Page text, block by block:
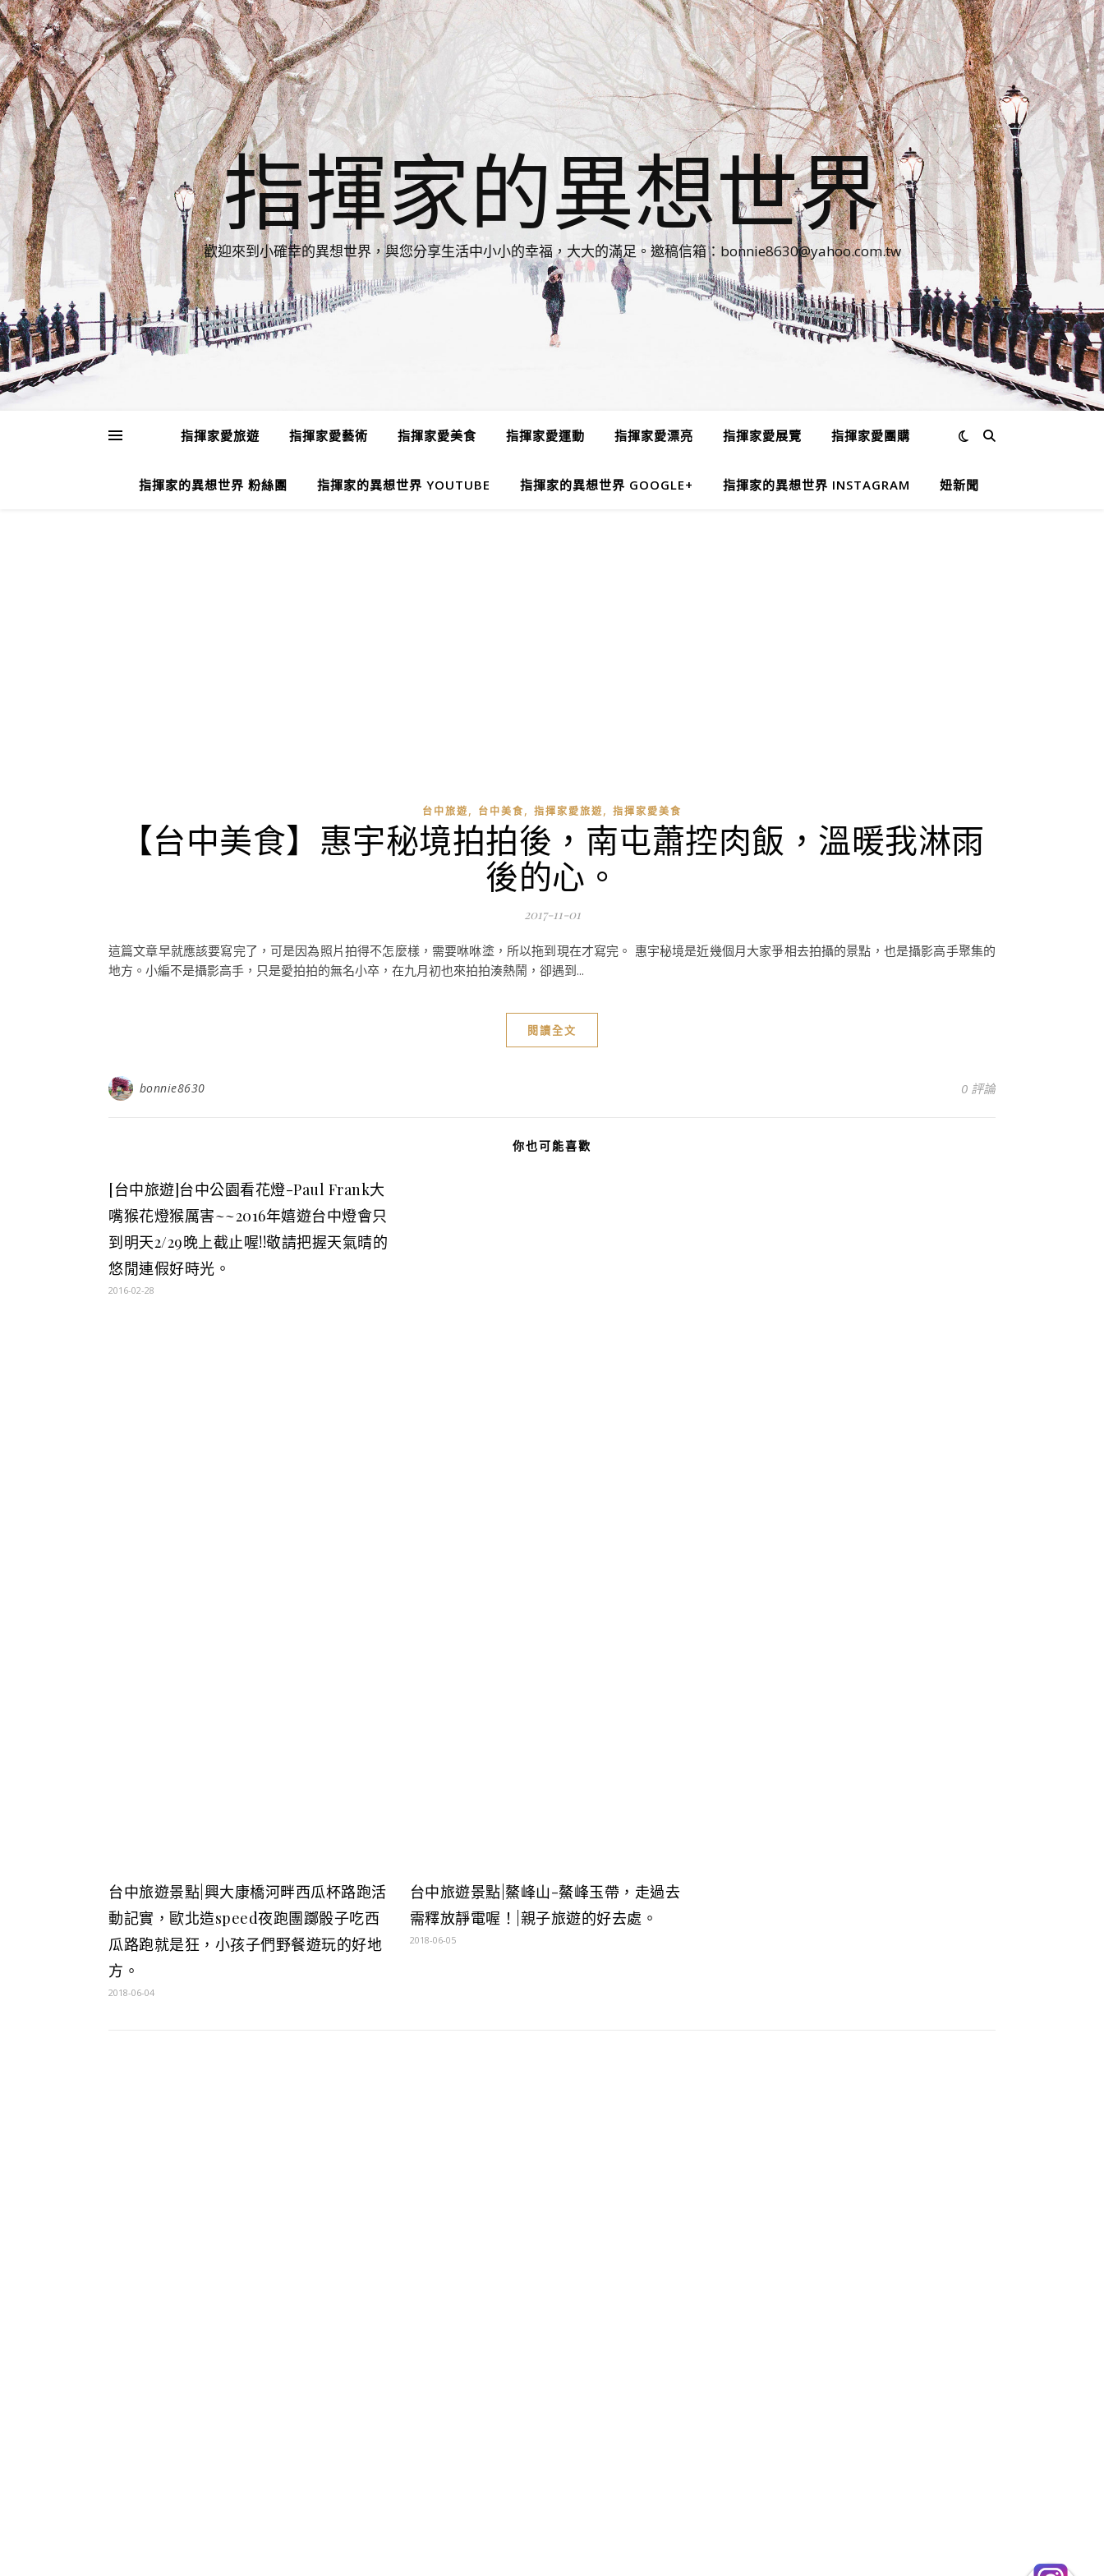
指揮家的異想世界
歡迎來到小確幸的異想世界，與您分享生活中小小的幸福，大大的滿足。邀稿信箱：bonnie8630@yahoo.com.tw
指揮家愛旅遊 指揮家愛藝術 指揮家愛美食 指揮家愛運動 指揮家愛漂亮 指揮家愛展覽 指揮家愛團購
指揮家的異想世界 粉絲團 指揮家的異想世界 YOUTUBE 指揮家的異想世界 GOOGLE+ 指揮家的異想世界 INSTAGRAM 妞新聞
台中旅遊, 台中美食, 指揮家愛旅遊, 指揮家愛美食
【台中美食】惠宇秘境拍拍後，南屯蕭控肉飯，溫暖我淋雨
後的心。
2017-11-01
這篇文章早就應該要寫完了，可是因為照片拍得不怎麼樣，需要咻咻塗，所以拖到現在才寫完。 惠宇秘境是近幾個月大家爭相去拍攝的景點，也是攝影高手聚集的
地方。小編不是攝影高手，只是愛拍拍的無名小卒，在九月初也來拍拍湊熱鬧，卻遇到...
閱讀全文
bonnie8630 0 評論
你也可能喜歡
[台中旅遊]台中公園看花燈-Paul Frank大
嘴猴花燈猴厲害~~2016年嬉遊台中燈會只
到明天2/29晚上截止喔!!敬請把握天氣晴的
悠閒連假好時光。
2016-02-28
台中旅遊景點|興大康橋河畔西瓜杯路跑活
動記實，歐北造speed夜跑團躑骰子吃西
瓜路跑就是狂，小孩子們野餐遊玩的好地
方。
2018-06-04
台中旅遊景點|鰲峰山-鰲峰玉帶，走過去
需釋放靜電喔！|親子旅遊的好去處。
2018-06-05